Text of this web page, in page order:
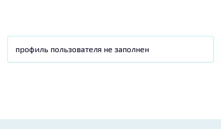
профиль пользователя не заполнен